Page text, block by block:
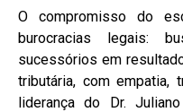
O compromisso do
burocracias legais:
sucessórios em
tributária, com empatia,
liderança do Dr.